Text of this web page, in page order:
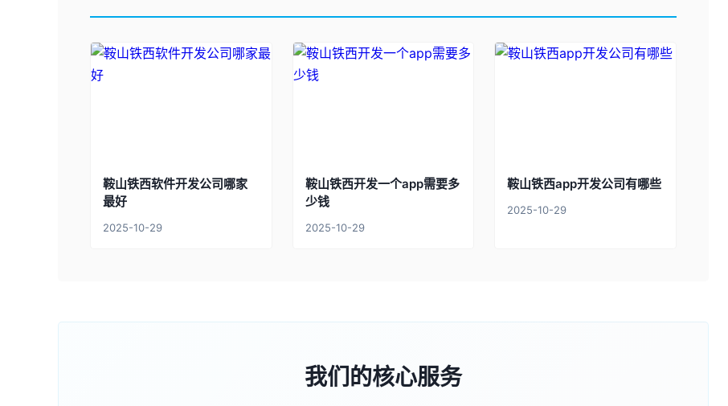
鞍山铁西软件开发公司哪家
最好
2025-10-29
鞍山铁西开发一个app需要多
少钱
2025-10-29
鞍山铁西app开发公司有哪些
2025-10-29
我们的核心服务